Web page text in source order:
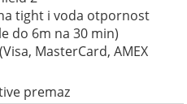
tight i voda otpornost
do 6m na 30 min)
MasterCard, AMEX
premaz